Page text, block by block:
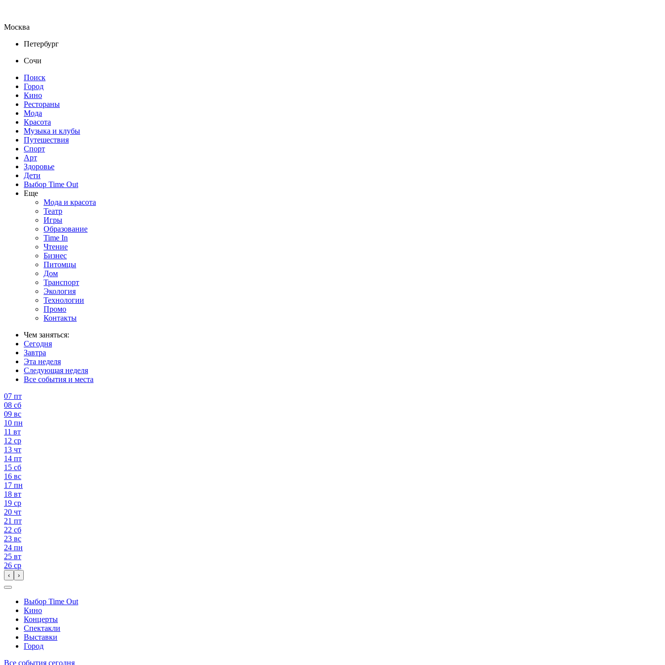
Москва
Петербург
Сочи
Поиск
Город
Кино
Рестораны
Мода
Красота
Музыка и клубы
Путешествия
Спорт
Арт
Здоровье
Дети
Выбор Time Out
Еще
Мода и красота
Театр
Игры
Образование
Time In
Чтение
Бизнес
Питомцы
Дом
Транспорт
Экология
Технологии
Промо
Контакты
Чем заняться:
Сегодня
Завтра
Эта неделя
Следующая неделя
Все события и места
07 пт
08 сб
09 вс
10 пн
11 вт
12 ср
13 чт
14 пт
15 сб
16 вс
17 пн
18 вт
19 ср
20 чт
21 пт
22 сб
23 вс
24 пн
25 вт
26 ср
‹ ›
Выбор Time Out
Кино
Концерты
Спектакли
Выставки
Город
Все события сегодня